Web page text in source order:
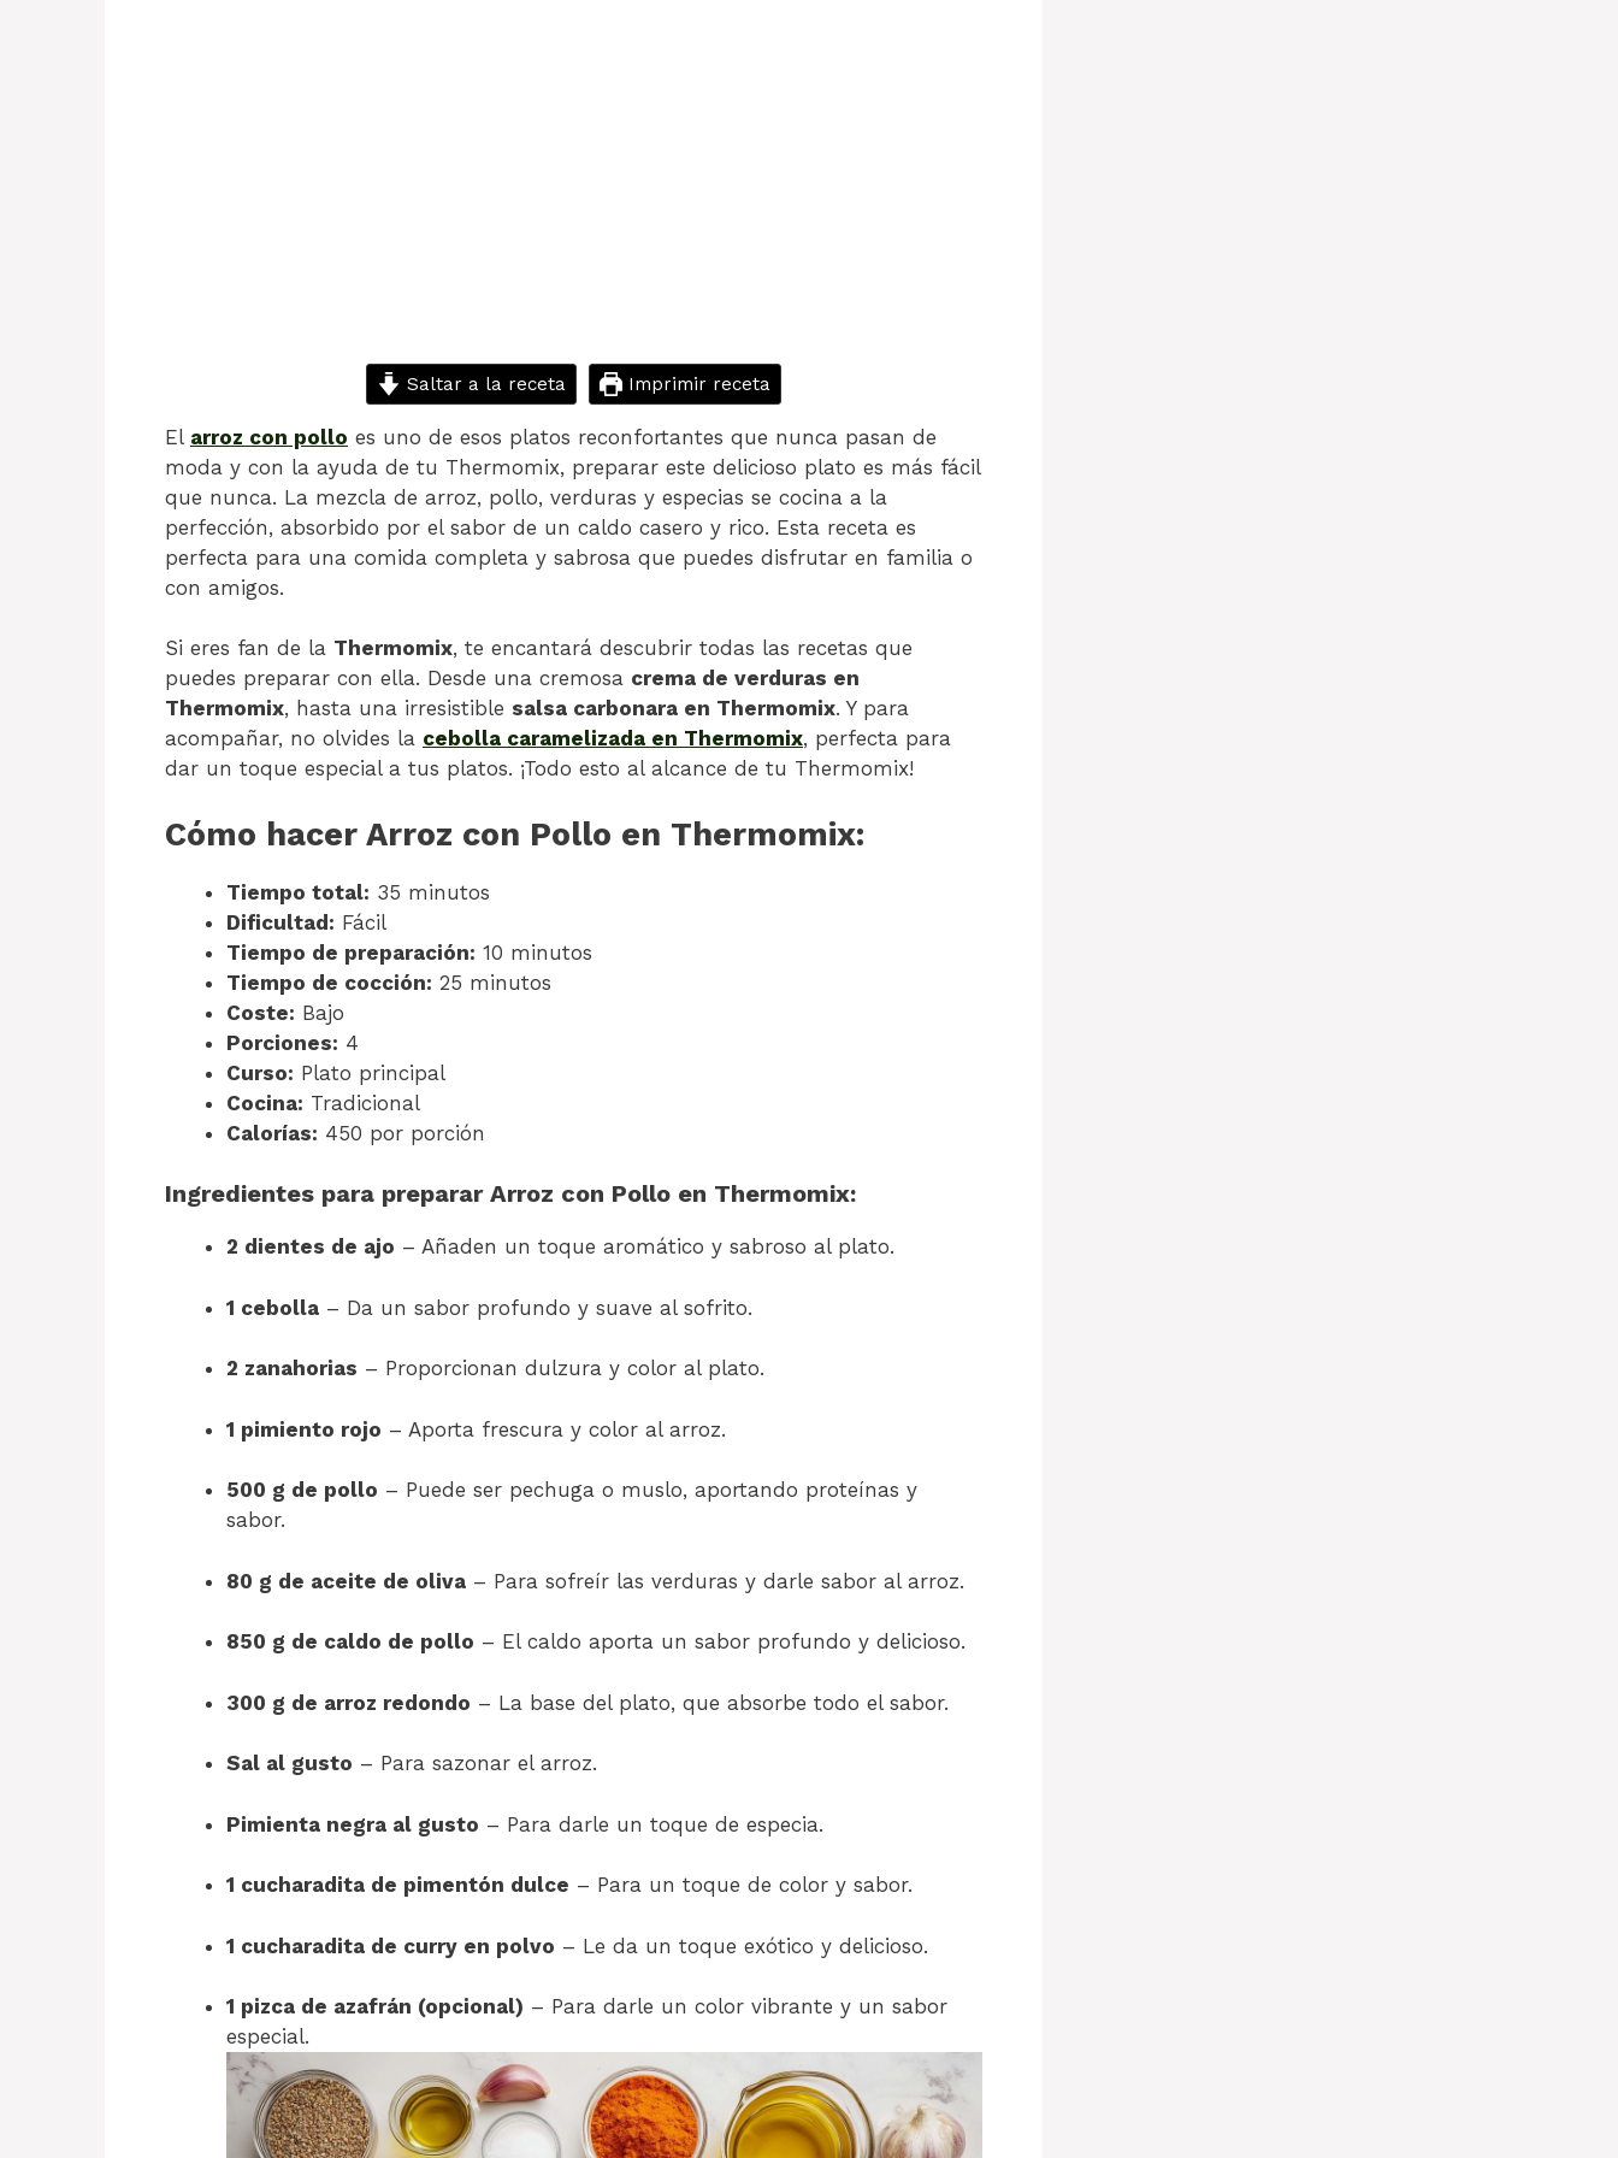
Saltar a la receta Imprimir receta
El arroz con pollo es uno de esos platos reconfortantes que nunca pasan de
moda y con la ayuda de tu Thermomix, preparar este delicioso plato es más fácil
que nunca. La mezcla de arroz, pollo, verduras y especias se cocina a la
perfección, absorbido por el sabor de un caldo casero y rico. Esta receta es
perfecta para una comida completa y sabrosa que puedes disfrutar en familia o
con amigos.
Si eres fan de la Thermomix, te encantará descubrir todas las recetas que
puedes preparar con ella. Desde una cremosa crema de verduras en
Thermomix, hasta una irresistible salsa carbonara en Thermomix. Y para
acompañar, no olvides la cebolla caramelizada en Thermomix, perfecta para
dar un toque especial a tus platos. ¡Todo esto al alcance de tu Thermomix!
Cómo hacer Arroz con Pollo en Thermomix:
Tiempo total: 35 minutos
Dificultad: Fácil
Tiempo de preparación: 10 minutos
Tiempo de cocción: 25 minutos
Coste: Bajo
Porciones: 4
Curso: Plato principal
Cocina: Tradicional
Calorías: 450 por porción
Ingredientes para preparar Arroz con Pollo en Thermomix:
2 dientes de ajo – Añaden un toque aromático y sabroso al plato.
1 cebolla – Da un sabor profundo y suave al sofrito.
2 zanahorias – Proporcionan dulzura y color al plato.
1 pimiento rojo – Aporta frescura y color al arroz.
500 g de pollo – Puede ser pechuga o muslo, aportando proteínas y
sabor.
80 g de aceite de oliva – Para sofreír las verduras y darle sabor al arroz.
850 g de caldo de pollo – El caldo aporta un sabor profundo y delicioso.
300 g de arroz redondo – La base del plato, que absorbe todo el sabor.
Sal al gusto – Para sazonar el arroz.
Pimienta negra al gusto – Para darle un toque de especia.
1 cucharadita de pimentón dulce – Para un toque de color y sabor.
1 cucharadita de curry en polvo – Le da un toque exótico y delicioso.
1 pizca de azafrán (opcional) – Para darle un color vibrante y un sabor
especial.